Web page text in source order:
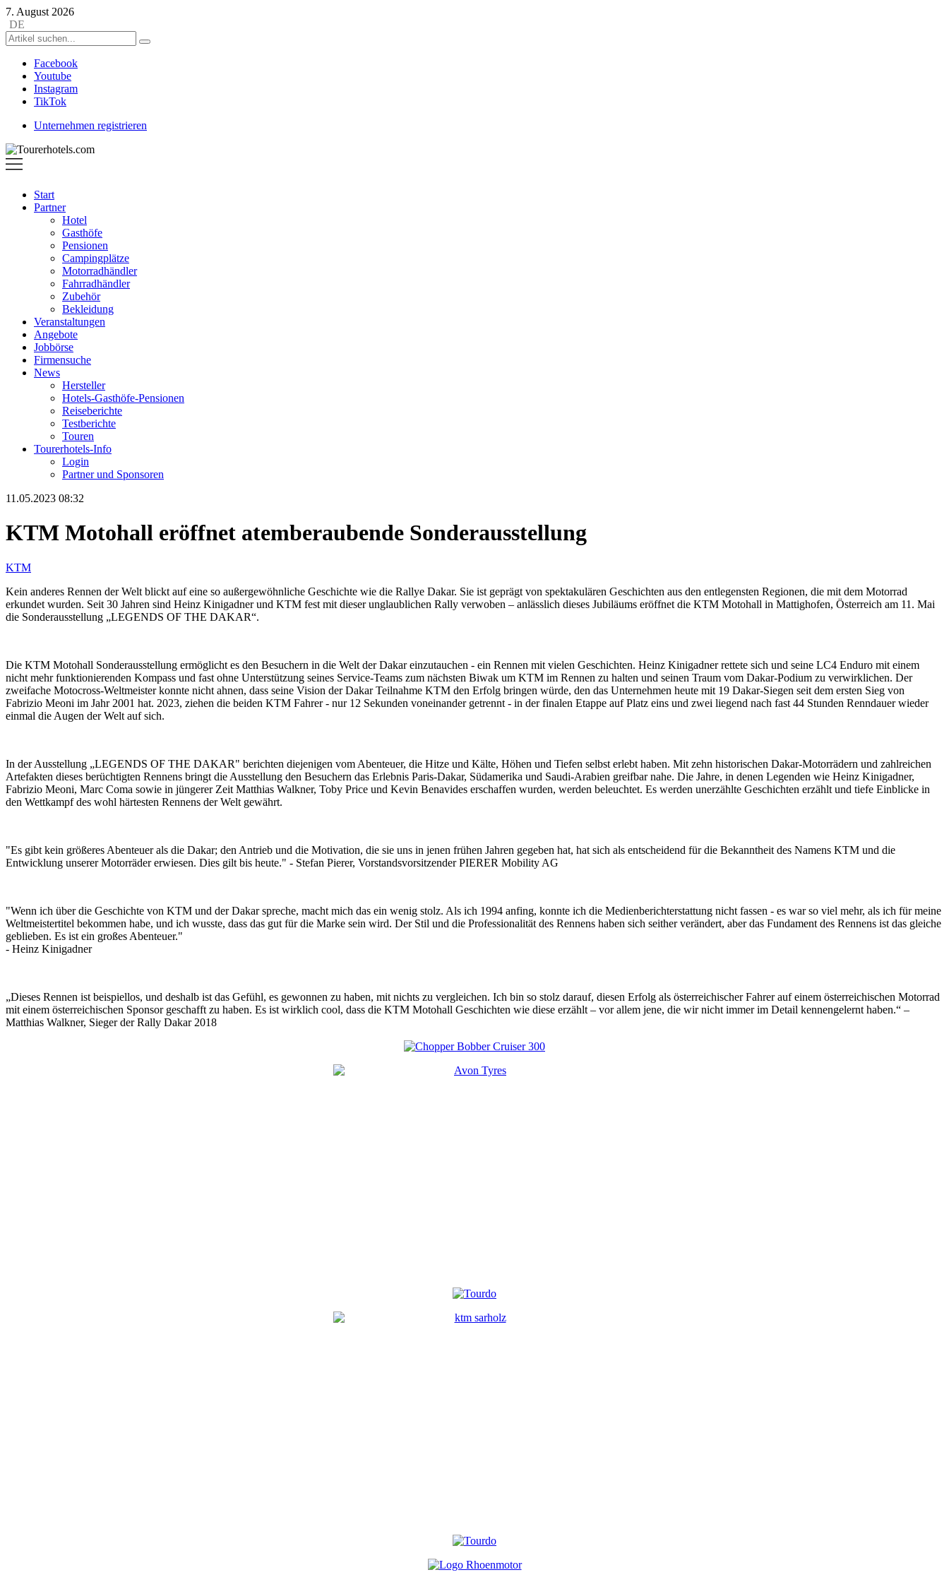
7. August 2026
DE
Facebook
Youtube
Instagram
TikTok
Unternehmen registrieren
Tourerhotels.com
Start
Partner
Hotel
Gasthöfe
Pensionen
Campingplätze
Motorradhändler
Fahrradhändler
Zubehör
Bekleidung
Veranstaltungen
Angebote
Jobbörse
Firmensuche
News
Hersteller
Hotels-Gasthöfe-Pensionen
Reiseberichte
Testberichte
Touren
Tourerhotels-Info
Login
Partner und Sponsoren
11.05.2023 08:32
KTM Motohall eröffnet atemberaubende Sonderausstellung
KTM
Kein anderes Rennen der Welt blickt auf eine so außergewöhnliche Geschichte wie die Rallye Dakar. Sie ist geprägt von spektakulären Geschichten aus den entlegensten Regionen, die mit dem Motorrad
erkundet wurden. Seit 30 Jahren sind Heinz Kinigadner und KTM fest mit dieser unglaublichen Rally verwoben – anlässlich dieses Jubiläums eröffnet die KTM Motohall in Mattighofen, Österreich am 11. Mai
die Sonderausstellung „LEGENDS OF THE DAKAR“.
Die KTM Motohall Sonderausstellung ermöglicht es den Besuchern in die Welt der Dakar einzutauchen - ein Rennen mit vielen Geschichten. Heinz Kinigadner rettete sich und seine LC4 Enduro mit einem
nicht mehr funktionierenden Kompass und fast ohne Unterstützung seines Service-Teams zum nächsten Biwak um KTM im Rennen zu halten und seinen Traum vom Dakar-Podium zu verwirklichen. Der
zweifache Motocross-Weltmeister konnte nicht ahnen, dass seine Vision der Dakar Teilnahme KTM den Erfolg bringen würde, den das Unternehmen heute mit 19 Dakar-Siegen seit dem ersten Sieg von
Fabrizio Meoni im Jahr 2001 hat. 2023, ziehen die beiden KTM Fahrer - nur 12 Sekunden voneinander getrennt - in der finalen Etappe auf Platz eins und zwei liegend nach fast 44 Stunden Renndauer wieder
einmal die Augen der Welt auf sich.
In der Ausstellung „LEGENDS OF THE DAKAR" berichten diejenigen vom Abenteuer, die Hitze und Kälte, Höhen und Tiefen selbst erlebt haben. Mit zehn historischen Dakar-Motorrädern und zahlreichen
Artefakten dieses berüchtigten Rennens bringt die Ausstellung den Besuchern das Erlebnis Paris-Dakar, Südamerika und Saudi-Arabien greifbar nahe. Die Jahre, in denen Legenden wie Heinz Kinigadner,
Fabrizio Meoni, Marc Coma sowie in jüngerer Zeit Matthias Walkner, Toby Price und Kevin Benavides erschaffen wurden, werden beleuchtet. Es werden unerzählte Geschichten erzählt und tiefe Einblicke in
den Wettkampf des wohl härtesten Rennens der Welt gewährt.
"Es gibt kein größeres Abenteuer als die Dakar; den Antrieb und die Motivation, die sie uns in jenen frühen Jahren gegeben hat, hat sich als entscheidend für die Bekanntheit des Namens KTM und die
Entwicklung unserer Motorräder erwiesen. Dies gilt bis heute." - Stefan Pierer, Vorstandsvorsitzender PIERER Mobility AG
"Wenn ich über die Geschichte von KTM und der Dakar spreche, macht mich das ein wenig stolz. Als ich 1994 anfing, konnte ich die Medienberichterstattung nicht fassen - es war so viel mehr, als ich für meine
Weltmeistertitel bekommen habe, und ich wusste, dass das gut für die Marke sein wird. Der Stil und die Professionalität des Rennens haben sich seither verändert, aber das Fundament des Rennens ist das gleiche
geblieben. Es ist ein großes Abenteuer."
- Heinz Kinigadner
„Dieses Rennen ist beispiellos, und deshalb ist das Gefühl, es gewonnen zu haben, mit nichts zu vergleichen. Ich bin so stolz darauf, diesen Erfolg als österreichischer Fahrer auf einem österreichischen Motorrad
mit einem österreichischen Sponsor geschafft zu haben. Es ist wirklich cool, dass die KTM Motohall Geschichten wie diese erzählt – vor allem jene, die wir nicht immer im Detail kennengelernt haben.“ –
Matthias Walkner, Sieger der Rally Dakar 2018